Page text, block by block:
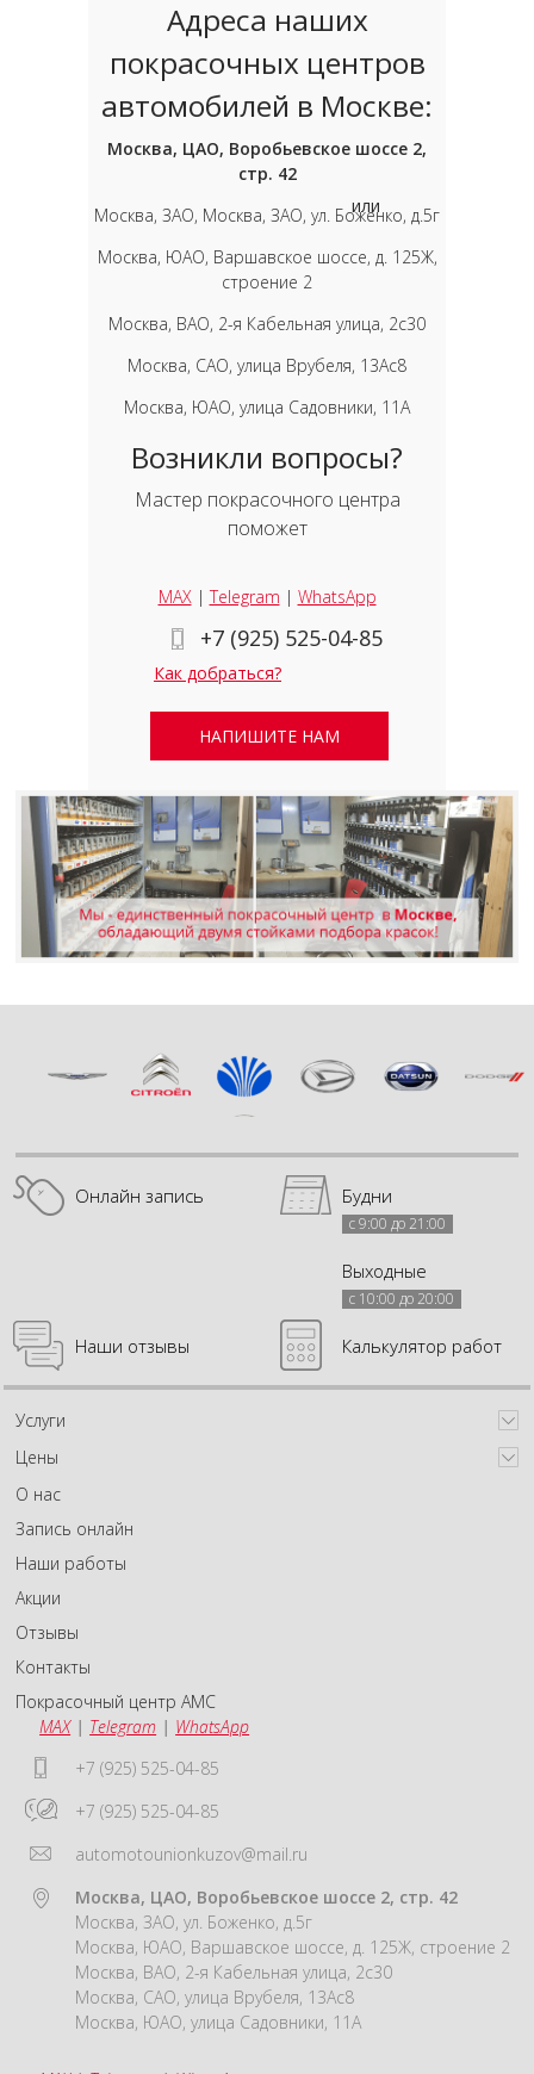
Адреса наших
покрасочных центров
автомобилей в Москве:
Москва, ЦАО, Воробьевское шоссе 2,
стр. 42
Москва, ЗАО, Москва, ЗАО, ул. Боженко, д.5г
Москва, ЮАО, Варшавское шоссе, д. 125Ж,
строение 2
Москва, ВАО, 2-я Кабельная улица, 2с30
Москва, САО, улица Врубеля, 13Ас8
Москва, ЮАО, улица Садовники, 11А
Возникли вопросы?
Мастер покрасочного центра
поможет
MAX|Telegram | WhatsApp
+7 (925) 525-04-85
Как добраться?
или
НАПИШИТЕ НАМ
Онлайн запись Будни
с 9:00 до 21:00
Выходные
с 10:00 до 20:00
Наши отзывы Калькулятор работ
Услуги
Цены
О нас
Запись онлайн
Наши работы
Акции
Отзывы
Контакты
Покрасочный центр АМС
MAX| Telegram | WhatsApp
+7 (925) 525-04-85
+7 (925) 525-04-85
automotounionkuzov@mail.ru
Москва, ЦАО, Воробьевское шоссе 2, стр. 42
Москва, ЗАО, ул. Боженко, д.5г
Москва, ЮАО, Варшавское шоссе, д. 125Ж, строение 2
Москва, ВАО, 2-я Кабельная улица, 2с30
Москва, САО, улица Врубеля, 13Ас8
Москва, ЮАО, улица Садовники, 11А